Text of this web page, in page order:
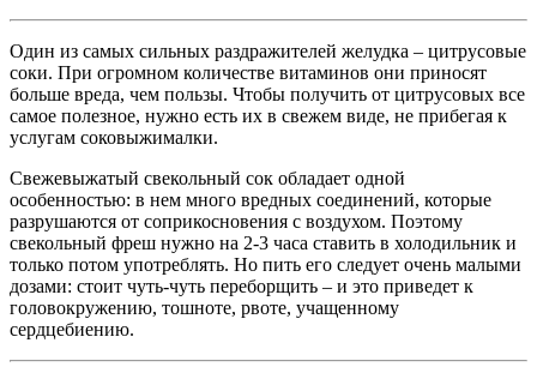
Один из самых сильных раздражителей желудка – цитрусовые
соки. При огромном количестве витаминов они приносят
больше вреда, чем пользы. Чтобы получить от цитрусовых все
самое полезное, нужно есть их в свежем виде, не прибегая к
услугам соковыжималки.
Свежевыжатый свекольный сок обладает одной
особенностью: в нем много вредных соединений, которые
разрушаются от соприкосновения с воздухом. Поэтому
свекольный фреш нужно на 2-3 часа ставить в холодильник и
только потом употреблять. Но пить его следует очень малыми
дозами: стоит чуть-чуть переборщить – и это приведет к
головокружению, тошноте, рвоте, учащенному
сердцебиению.